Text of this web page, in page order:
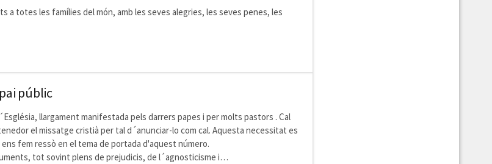
a totes les famílies del món, amb les seves alegries, les seves penes, les
públic
llargament manifestada pels darrers papes i per molts pastors . Cal
el missatge cristià per tal d´anunciar-lo com cal. Aquesta necessitat es
fem ressò en el tema de portada d'aquest número.
tot sovint plens de prejudicis, de l´agnosticisme i…